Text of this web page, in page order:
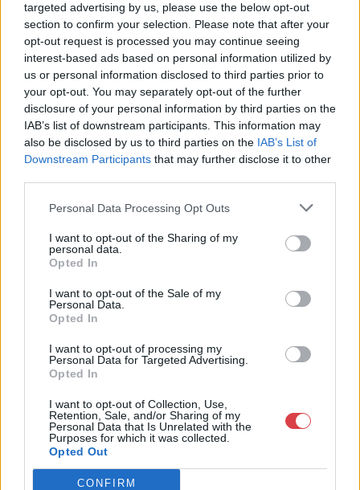
targeted advertising by us, please use the below opt-out
section to confirm your selection. Please note that after your
opt-out request is processed you may continue seeing
interest-based ads based on personal information utilized by
us or personal information disclosed to third parties prior to
your opt-out. You may separately opt-out of the further
disclosure of your personal information by third parties on the
IAB’s list of downstream participants. This information may
also be disclosed by us to third parties on the IAB’s List of
Downstream Participants that may further disclose it to other
Personal Data Processing Opt Outs
I want to opt-out of the Sharing of my
personal data.
Opted In
I want to opt-out of the Sale of my
Personal Data.
Opted In
I want to opt-out of processing my
Personal Data for Targeted Advertising.
Opted In
I want to opt-out of Collection, Use,
Retention, Sale, and/or Sharing of my
Personal Data that Is Unrelated with the
Purposes for which it was collected.
Opted Out
CONFIRM
Eladó: BÁV ART Aukciósház és
Galéria
Cím: BÁV ZRt.
1027 Budapest, Csalogány u.
Telefon: (06 1) 331 0513
Weboldal: http://bav-art.hu
Bemutatkozás: Az ország legnagyobb múltú, 240 esztendeje
megbízhatóságával hagyományosan a magyar
megújult BÁV Aukciósház mára a magyarországi
műkereskedelem egyik legfontosabb színterévé, kereskedelmi
és árverési központtá vált. . Hazánk legnagyobb
felkészült munkatársai a hét hat napján állnak a műtárgyat
eladni, vagy venni kívánók rendelkezésére.
GALÉRIA TOVÁBBI MŰTÁRGYAI